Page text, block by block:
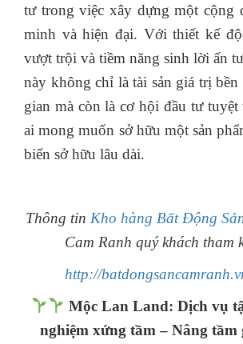
tư trong việc xây dựng một cộng
minh và hiện đại. Với thiết kế
vượt trội và tiềm năng sinh lời ấn
này không chỉ là tài sản giá trị
gian mà còn là cơ hội đầu tư
ai mong muốn sở hữu một sản
biển sở hữu lâu dài.
Thông tin Kho hàng Bất Động
Cam Ranh quý khách tham
http://
Mộc Lan Land: Dịch vụ
nghiệm xứng tầm – Nâng tầm